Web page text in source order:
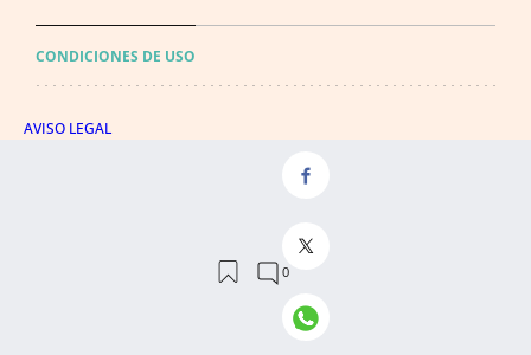
CONDICIONES DE USO
AVISO LEGAL